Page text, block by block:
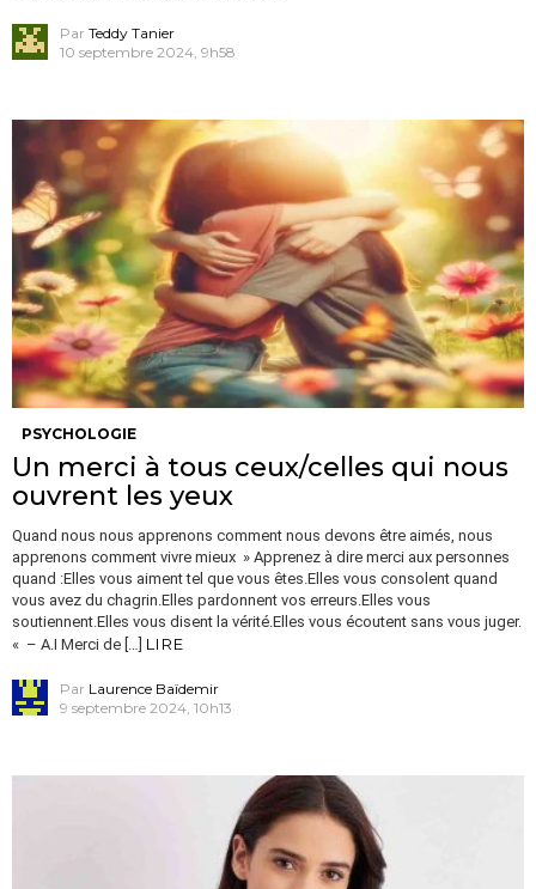
Par Teddy Tanier
10 septembre 2024, 9h58
PSYCHOLOGIE
Un merci à tous ceux/celles qui nous
ouvrent les yeux
Quand nous nous apprenons comment nous devons être aimés, nous
apprenons comment vivre mieux » Apprenez à dire merci aux personnes
quand :Elles vous aiment tel que vous êtes.Elles vous consolent quand
vous avez du chagrin.Elles pardonnent vos erreurs.Elles vous
soutiennent.Elles vous disent la vérité.Elles vous écoutent sans vous juger.
« – A.I Merci de […] LIRE
Par Laurence Baïdemir
9 septembre 2024, 10h13